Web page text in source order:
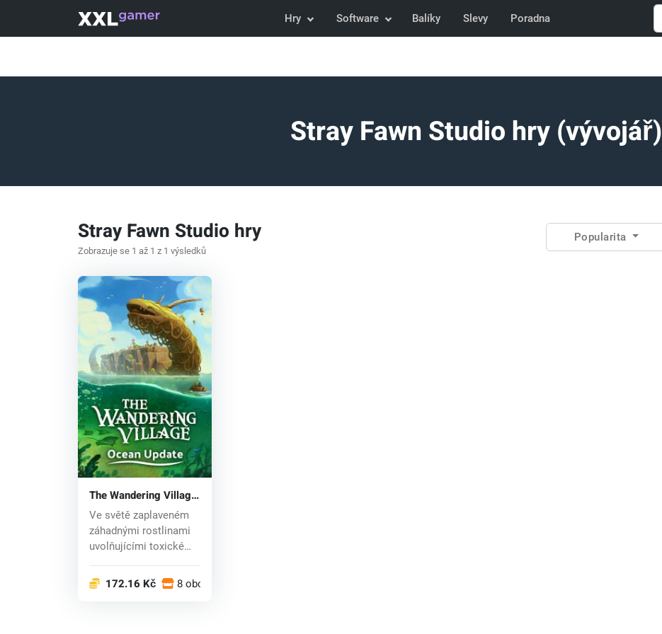
Hry Software Balíky Slevy Poradna
Stray Fawn Studio hry (vývojář)
Stray Fawn Studio hry
Zobrazuje se 1 až 1 z 1 výsledků
Popularita
The Wandering Village
(PC) key
Ve světě zaplaveném
záhadnými rostlinami
uvolňujícími toxické
172.16 Kč 8 obchodech